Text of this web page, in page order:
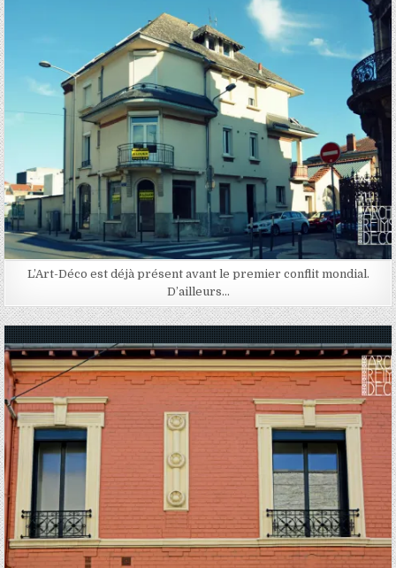
L’Art-Déco est déjà présent avant le premier conflit mondial.
D’ailleurs…
Posted in